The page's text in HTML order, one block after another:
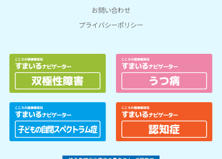
お問い合わせ
プライバシーポリシー